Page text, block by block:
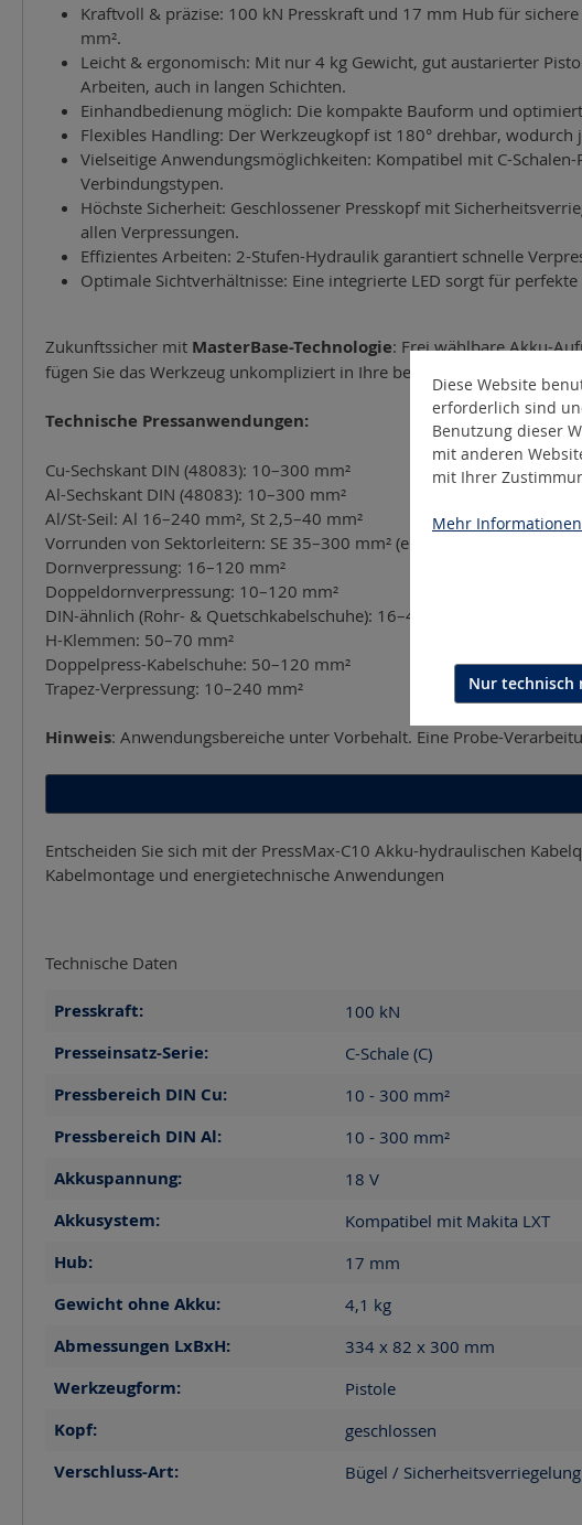
Kraftvoll & präzise: 100 kN Presskraft und 17 mm Hub für
mm².
Leicht & ergonomisch: Mit nur 4 kg Gewicht, gut austarierter
Arbeiten, auch in langen Schichten.
Einhandbedienung möglich: Die kompakte Bauform und
Flexibles Handling: Der Werkzeugkopf ist 180° drehbar,
Vielseitige Anwendungsmöglichkeiten: Kompatibel mit C-
Verbindungstypen.
Höchste Sicherheit: Geschlossener Presskopf mit
allen Verpressungen.
Effizientes Arbeiten: 2-Stufen-Hydraulik garantiert schnelle
Optimale Sichtverhältnisse: Eine integrierte LED sorgt für
Zukunftssicher mit MasterBase-Technologie: Frei wählbare Akku-
fügen Sie das Werkzeug unkompliziert in Ihre bestehende Flotte ein
Technische Pressanwendungen:
Cu-Sechskant DIN (48083): 10–300 mm²
Al-Sechskant DIN (48083): 10–300 mm²
Al/St-Seil: Al 16–240 mm², St 2,5–40 mm²
Vorrunden von Sektorleitern: SE 35–300 mm² (eindrähtig), SM 16–300
Dornverpressung: 16–120 mm²
Doppeldornverpressung: 10–120 mm²
DIN-ähnlich (Rohr- & Quetschkabelschuhe): 16–400 mm²
H-Klemmen: 50–70 mm²
Doppelpress-Kabelschuhe: 50–120 mm²
Trapez-Verpressung: 10–240 mm²
Hinweis: Anwendungsbereiche unter Vorbehalt. Eine Probe-
Entscheiden Sie sich mit der PressMax-C10 Akku-hydraulischen
Kabelmontage und energie­technische Anwendungen
Technische Daten
Presskraft: 100 kN
Presseinsatz-Serie: C-Schale (C)
Pressbereich DIN Cu: 10 - 300 mm²
Pressbereich DIN Al: 10 - 300 mm²
Akkuspannung: 18 V
Akkusystem: Kompatibel mit Makita LXT
Hub: 17 mm
Gewicht ohne Akku: 4,1 kg
Abmessungen LxBxH: 334 x 82 x 300 mm
Werkzeugform: Pistole
Kopf: geschlossen
Verschluss-Art: Bügel / Sicherheitsverriegelung
Diese Website
erforderlich sind
Benutzung dieser
mit anderen
mit Ihrer
Mehr
Nur technisch